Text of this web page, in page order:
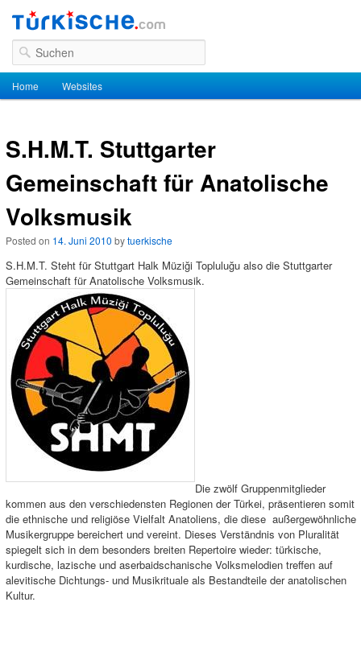
Suchen
Hauptmenü
Zum Inhalt wechseln
Zum sekundären Inhalt wechseln
Home Websites
S.H.M.T. Stuttgarter
Gemeinschaft für Anatolische
Volksmusik
Posted on 14. Juni 2010 bytuerkische
S.H.M.T. Steht für Stuttgart Halk Müziği Topluluğu also die Stuttgarter
Gemeinschaft für Anatolische Volksmusik.
Die zwölf Gruppenmitglieder
kommen aus den verschiedensten Regionen der Türkei, präsentieren somit
die ethnische und religiöse Vielfalt Anatoliens, die diese außergewöhnliche
Musikergruppe bereichert und vereint. Dieses Verständnis von Pluralität
spiegelt sich in dem besonders breiten Repertoire wieder: türkische,
kurdische, lazische und aserbaidschanische Volksmelodien treffen auf
alevitische Dichtungs- und Musikrituale als Bestandteile der anatolischen
Kultur.